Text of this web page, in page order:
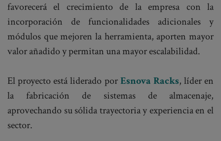
favorecerá el crecimiento de la empresa con la
incorporación de funcionalidades adicionales y
módulos que mejoren la herramienta, aporten mayor
valor añadido y permitan una mayor escalabilidad.
El proyecto está liderado porEsnova Racks, líder en
la fabricación de sistemas de almacenaje,
aprovechando su sólida trayectoria y experiencia en el
sector.